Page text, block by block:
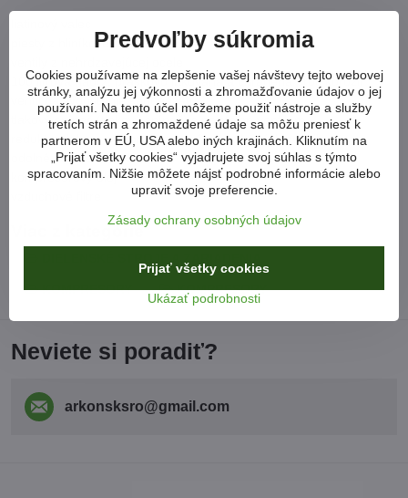
piesty z hliníkovej zliatiny
100 litrová nádrž, práškovo lakovaná a chránená proti korózii
ventil na vypúšťanie kondenzátu
tlakový spínač (tlakový spínač) s poistným ventilom
reduktor tlaku s manometrom má zásuvku rýchlospojky
odolné cestné kolesá
kompresorový olej
KOMPRESORY KOMPRESORY
Neviete si poradiť?
arkonsksro​@gmail​.com
Predvoľby súkromia
Cookies používame na zlepšenie vašej návštevy tejto webovej
stránky, analýzu jej výkonnosti a zhromažďovanie údajov o jej
používaní. Na tento účel môžeme použiť nástroje a služby
tretích strán a zhromaždené údaje sa môžu preniesť k
partnerom v EÚ, USA alebo iných krajinách. Kliknutím na
„Prijať všetky cookies“ vyjadrujete svoj súhlas s týmto
spracovaním. Nižšie môžete nájsť podrobné informácie alebo
upraviť svoje preferencie.
Zásady ochrany osobných údajov
Ukázať podrobnosti
Prijať všetky cookies